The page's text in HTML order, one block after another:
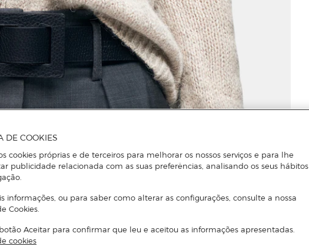
DE COOKIES
cookies próprias e de terceiros para melhorar os nossos serviços e para lhe
publicidade relacionada com as suas preferências, analisando os seus hábitos
informações, ou para saber como alterar as configurações, consulte a nossa
Cookies.
Aceitar para confirmar que leu e aceitou as informações apresentadas.
cookies